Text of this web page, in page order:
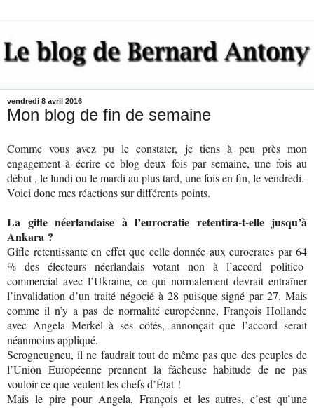
vendredi 8 avril 2016
Mon blog de fin de semaine
Comme vous avez pu le constater, je tiens à peu près mon
engagement à écrire ce blog deux fois par semaine, une fois au
début , le lundi ou le mardi au plus tard, une fois en fin, le vendredi.
Voici donc mes réactions sur différents points.
La gifle néerlandaise à l’eurocratie retentira-t-elle jusqu’à
Ankara ?
Gifle retentissante en effet que celle donnée aux eurocrates par 64
% des électeurs néerlandais votant non à l’accord politico-
commercial avec l’Ukraine, ce qui normalement devrait entraîner
l’invalidation d’un traité négocié à 28 puisque signé par 27. Mais
comme il n’y a pas de normalité européenne, François Hollande
avec Angela Merkel à ses côtés, annonçait que l’accord serait
néanmoins appliqué.
Scrogneugneu, il ne faudrait tout de même pas que des peuples de
l’Union Européenne prennent la fâcheuse habitude de ne pas
vouloir ce que veulent les chefs d’État !
Mais le pire pour Angela, François et les autres, c’est qu’une